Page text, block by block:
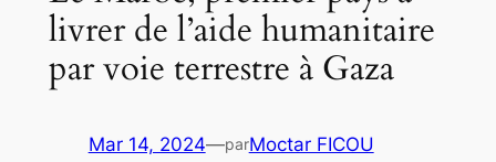
livrer de l’aide humanitaire
par voie terrestre à Gaza
Mar 14, 2024—parMoctar FICOU